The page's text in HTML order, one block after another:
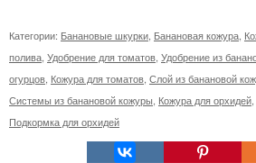
Категории: Банановые шкурки Банановая кожура
полива Удобрение для томатов Удобрение из
огурцов Кожура для томатов Слой из банановой
Системы из банановой кожуры Кожура для орхидей
Подкормка для орхидей